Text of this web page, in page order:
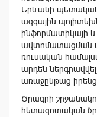
Երևանի
ազգային
ինֆորմատիկայի և
ավտոմատացման
ռուսական
արդեն
առաջընթաց իրենց
Ծրագրի
հետազոտական